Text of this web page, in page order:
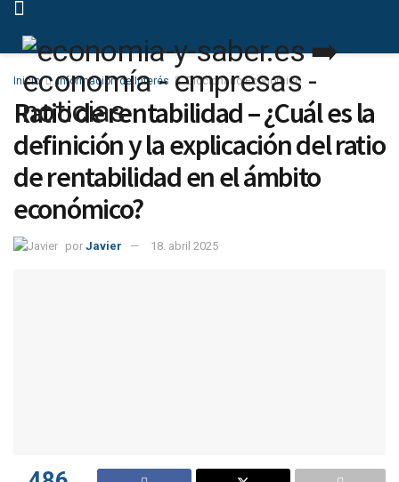
Inicio Información de Interés Diccionario Económico
Ratio de rentabilidad – ¿Cuál es la
definición y la explicación del ratio
de rentabilidad en el ámbito
económico?
por Javier 18. abril 2025